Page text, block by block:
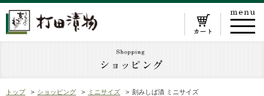
トップ ショッピング ミニサイズ 刻みしば漬 ミニサイズ